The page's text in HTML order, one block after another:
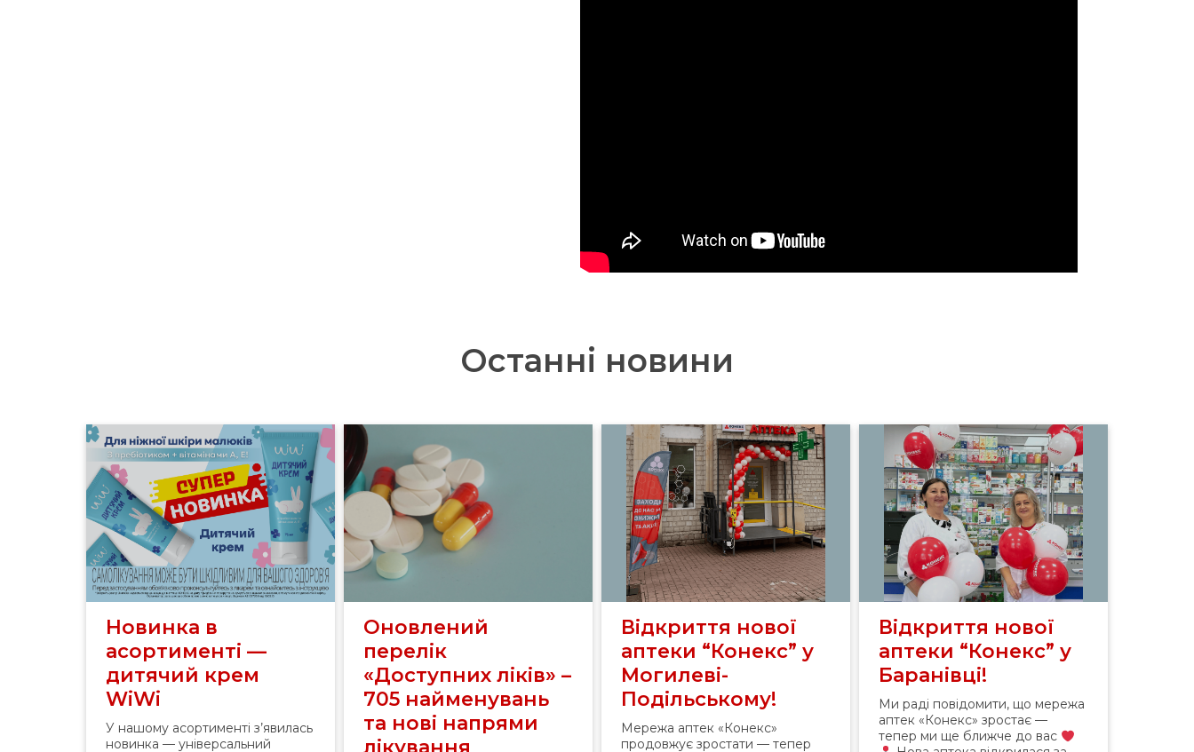
Останні новини
Новинка в
асортименті —
дитячий крем
WiWi
У нашому асортименті з’явилась
новинка — універсальний
Оновлений
перелік
«Доступних ліків» –
705 найменувань
та нові напрями
Відкриття нової
аптеки “Конекс” у
Могилеві-
Подільському!
Мережа аптек «Конекс»
продовжує зростати — тепер
Відкриття нової
аптеки “Конекс” у
Баранівці!
Ми раді повідомити, що мережа
аптек «Конекс» зростає —
тепер ми ще ближче до вас